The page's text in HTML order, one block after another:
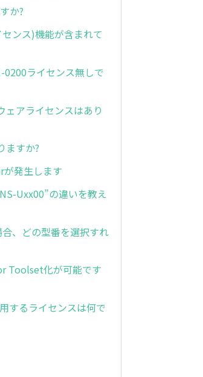
か?
ンス)機能が含まれて
0200ライセンス無しで
アライセンスはあり
ますか?
発生します
Uxx00”の違いを教え
、どの型番を選択すれ
Toolset化が可能です
するライセンスは何で